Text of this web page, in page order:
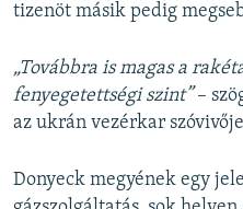
tizenöt másik pedig
„Továbbra is magas a
fenyegetettségi szint”–
az ukrán vezérkar
Donyeck megyének egy